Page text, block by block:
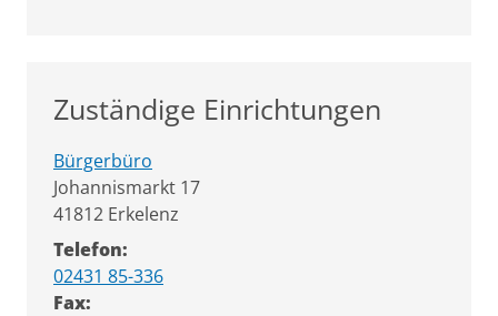
Zuständige Einrichtungen
Bürgerbüro
Straße:
Johannismarkt Hausnummer:
17
PLZ:
41812 Ort:
Erkelenz
Telefon:
02431 85-336
Fax: